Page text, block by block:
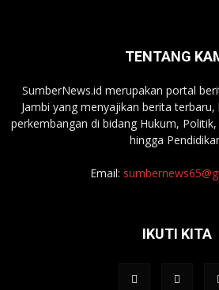
TENTANG
SumberNews.id merupakan portal
Jambi yang menyajikan berita
perkembangan di bidang Hukum,
hingga
Email:
IKUTI KITA